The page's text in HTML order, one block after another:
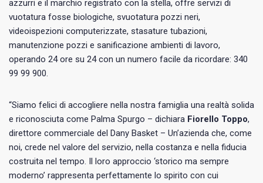
azzurri e il marchio registrato con la stella, offre servizi di
vuotatura fosse biologiche, svuotatura pozzi neri,
videoispezioni computerizzate, stasature tubazioni,
manutenzione pozzi e sanificazione ambienti di lavoro,
operando 24 ore su 24 con un numero facile da ricordare: 340
99 99 900.
“Siamo felici di accogliere nella nostra famiglia una realtà solida
e riconosciuta come Palma Spurgo – dichiara Fiorello Toppo,
direttore commerciale del Dany Basket – Un’azienda che, come
noi, crede nel valore del servizio, nella costanza e nella fiducia
costruita nel tempo. Il loro approccio ‘storico ma sempre
moderno’ rappresenta perfettamente lo spirito con cui